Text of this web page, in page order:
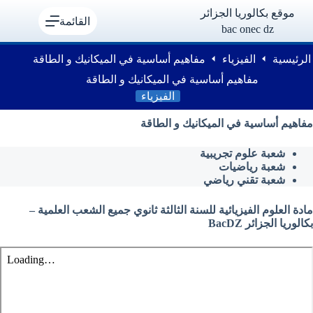
موقع بكالوريا الجزائر
bac onec dz
القائمة
الرئيسية الفيزياء
مفاهيم أساسية في الميكانيك و الطاقة
مفاهيم أساسية في الميكانيك و الطاقة
الفيزياء
مفاهيم أساسية في الميكانيك و الطاقة
شعبة علوم تجريبية
شعبة رياضيات
شعبة تقني رياضي
مادة العلوم الفيزيائية للسنة الثالثة ثانوي جميع الشعب العلمية –
بكالوريا الجزائر BacDZ